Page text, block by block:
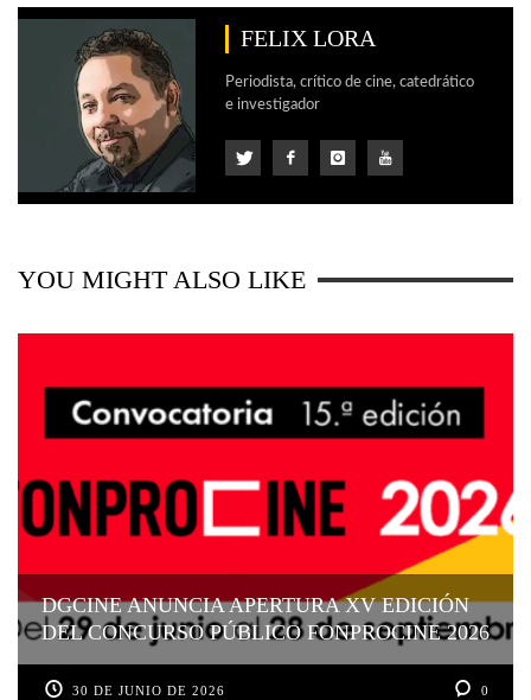
FELIX LORA
Periodista, crítico de cine, catedrático
e investigador
YOU MIGHT ALSO LIKE
DGCINE ANUNCIA APERTURA XV EDICIÓN
DEL CONCURSO PÚBLICO FONPROCINE 2026
30 DE JUNIO DE 2026 0